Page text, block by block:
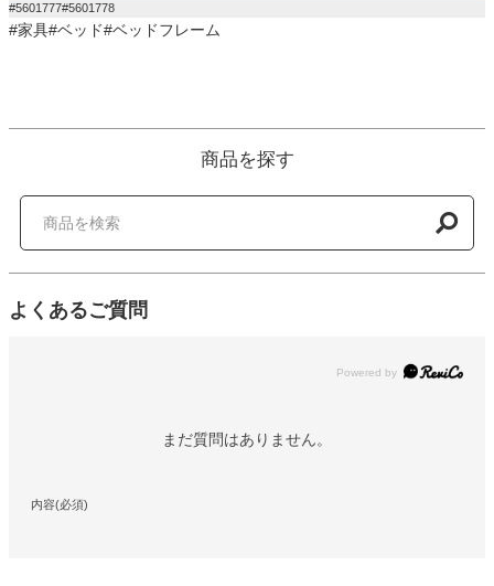
#5601777#5601778
#家具#ベッド#ベッドフレーム
商品を探す
よくあるご質問
Powered by
まだ質問はありません。
内容(必須)